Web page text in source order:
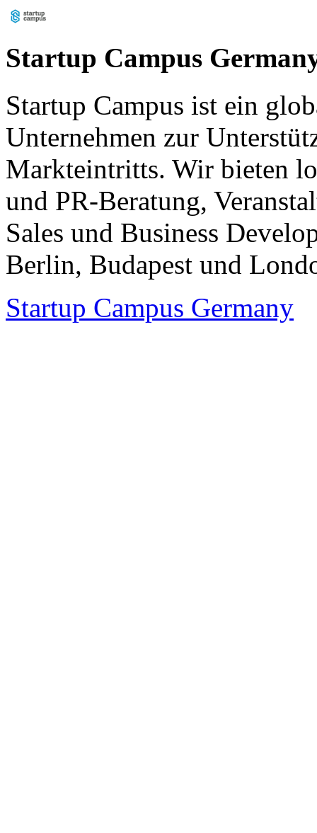
Startup Campus
Startup Campus ist ein
Unternehmen zur
Markteintritts. Wir bieten
und PR-Beratung,
Sales und Business
Berlin, Budapest und
Startup Campus Germany